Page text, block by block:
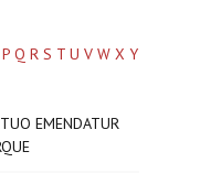
P Q R S T U V W X Y
EMENDATUR